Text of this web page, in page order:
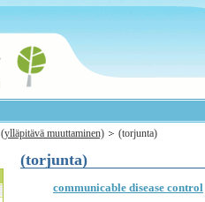
(ylläpitävä muuttaminen) (torjunta)
(torjunta)
communicable disease control